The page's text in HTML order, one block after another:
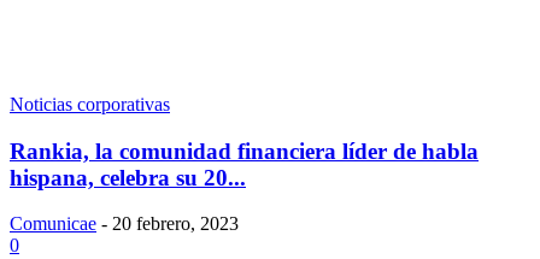
Noticias corporativas
Rankia, la comunidad financiera líder de habla
hispana, celebra su 20...
Comunicae - 20 febrero, 2023
0